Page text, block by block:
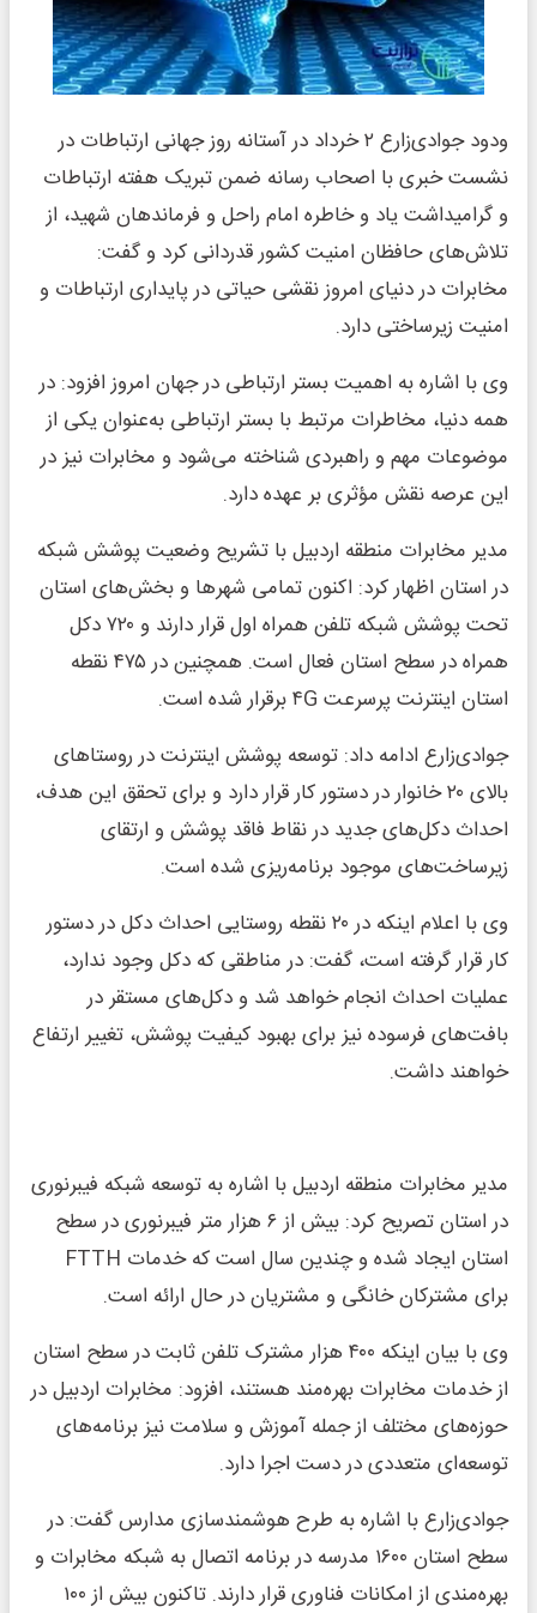
ودود جوادی‌زارع ۲ خرداد در آستانه روز جهانی ارتباطات در
نشست خبری با اصحاب رسانه ضمن تبریک هفته ارتباطات
و گرامیداشت یاد و خاطره امام راحل و فرماندهان شهید، از
تلاش‌های حافظان امنیت کشور قدردانی کرد و گفت:
مخابرات در دنیای امروز نقشی حیاتی در پایداری ارتباطات و
امنیت زیرساختی دارد.
وی با اشاره به اهمیت بستر ارتباطی در جهان امروز افزود: در
همه دنیا، مخاطرات مرتبط با بستر ارتباطی به‌عنوان یکی از
موضوعات مهم و راهبردی شناخته می‌شود و مخابرات نیز در
این عرصه نقش مؤثری بر عهده دارد.
مدیر مخابرات منطقه اردبیل با تشریح وضعیت پوشش شبکه
در استان اظهار کرد: اکنون تمامی شهرها و بخش‌های استان
تحت پوشش شبکه تلفن همراه اول قرار دارند و ۷۲۰ دکل
همراه در سطح استان فعال است. همچنین در ۴۷۵ نقطه
استان اینترنت پرسرعت ۴G برقرار شده است.
جوادی‌زارع ادامه داد: توسعه پوشش اینترنت در روستاهای
بالای ۲۰ خانوار در دستور کار قرار دارد و برای تحقق این هدف،
احداث دکل‌های جدید در نقاط فاقد پوشش و ارتقای
زیرساخت‌های موجود برنامه‌ریزی شده است.
وی با اعلام اینکه در ۲۰ نقطه روستایی احداث دکل در دستور
کار قرار گرفته است، گفت: در مناطقی که دکل وجود ندارد،
عملیات احداث انجام خواهد شد و دکل‌های مستقر در
بافت‌های فرسوده نیز برای بهبود کیفیت پوشش، تغییر ارتفاع
خواهند داشت.
مدیر مخابرات منطقه اردبیل با اشاره به توسعه شبکه فیبرنوری
در استان تصریح کرد: بیش از ۶ هزار متر فیبرنوری در سطح
استان ایجاد شده و چندین سال است که خدمات FTTH
برای مشترکان خانگی و مشتریان در حال ارائه است.
وی با بیان اینکه ۴۰۰ هزار مشترک تلفن ثابت در سطح استان
از خدمات مخابرات بهره‌مند هستند، افزود: مخابرات اردبیل در
حوزه‌های مختلف از جمله آموزش و سلامت نیز برنامه‌های
توسعه‌ای متعددی در دست اجرا دارد.
جوادی‌زارع با اشاره به طرح هوشمندسازی مدارس گفت: در
سطح استان ۱۶۰۰ مدرسه در برنامه اتصال به شبکه مخابرات و
بهره‌مندی از امکانات فناوری قرار دارند. تاکنون بیش از ۱۰۰